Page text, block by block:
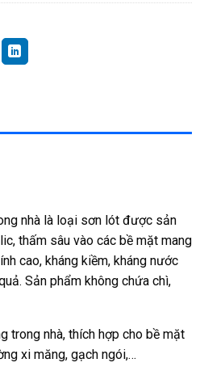
nhà là loại sơn lót được sản
thấm sâu vào các bề mặt mang
cao, kháng kiềm, kháng nước
Sản phẩm không chứa chì,
trong nhà, thích hợp cho bề mặt
xi măng, gạch ngói,…